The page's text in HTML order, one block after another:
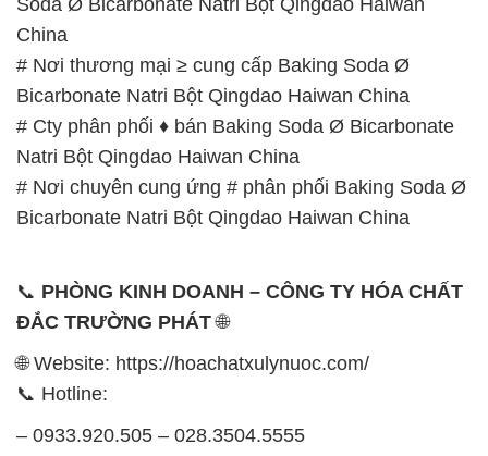
China
# Nơi thương mại ≥ cung cấp Baking Soda Ø
Bicarbonate Natri Bột Qingdao Haiwan China
# Cty phân phối ♦ bán Baking Soda Ø Bicarbonate
Natri Bột Qingdao Haiwan China
# Nơi chuyên cung ứng # phân phối Baking Soda Ø
Bicarbonate Natri Bột Qingdao Haiwan China
📞 PHÒNG KINH DOANH – CÔNG TY HÓA CHẤT
ĐẮC TRƯỜNG PHÁT🌐
🌐 Website: https://hoachatxulynuoc.com/
📞 Hotline:
– 0933.920.505 – 028.3504.5555